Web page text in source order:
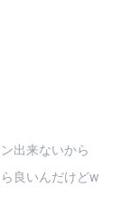
出来ないから
良いんだけどw